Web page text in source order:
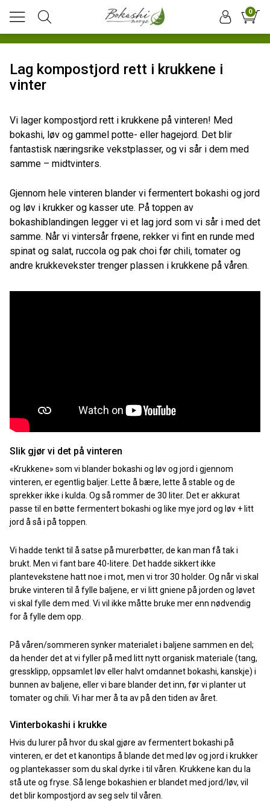
0
Lag kompostjord rett i krukkene i
vinter
Vi lager kompostjord rett i krukkene på vinteren! Med
bokashi, løv og gammel potte- eller hagejord. Det blir
fantastisk næringsrike vekstplasser, og vi sår i dem med
samme – midtvinters.
Gjennom hele vinteren blander vi fermentert bokashi og jord
og løv i krukker og kasser ute. På toppen av
bokashiblandingen legger vi et lag jord som vi sår i med det
samme. Når vi vintersår frøene, rekker vi fint en runde med
spinat og salat, ruccola og pak choi før chili, tomater og
andre krukkevekster trenger plassen i krukkene på våren.
Slik gjør vi det på vinteren
«Krukkene» som vi blander bokashi og løv og jord i gjennom
vinteren, er egentlig baljer. Lette å bære, lette å stable og de
sprekker ikke i kulda. Og så rommer de 30 liter. Det er akkurat
passe til en bøtte fermentert bokashi og like mye jord og løv + litt
jord å så i på toppen.
Vi hadde tenkt til å satse på murerbøtter, de kan man få tak i
brukt. Men vi fant bare 40-litere. Det hadde sikkert ikke
plantevekstene hatt noe i mot, men vi tror 30 holder. Og når vi skal
bruke vinteren til å fylle baljene, er vi litt gniene på jorden og løvet
vi skal fylle dem med. Vi vil ikke måtte bruke mer enn nødvendig
for å fylle dem opp.
På våren/sommeren synker materialet i baljene sammen en del;
da hender det at vi fyller på med litt nytt organisk materiale (tang,
gressklipp, oppsamlet løv eller halvt omdannet bokashi, kanskje) i
bunnen av baljene, eller vi bare blander det inn, før vi planter ut
tomater og chili. Vi har mer å ta av på den tiden av året.
Vinterbokashi i krukke
Hvis du lurer på hvor du skal gjøre av fermentert bokashi på
vinteren, er det et kanontips å blande det med løv og jord i krukker
og plantekasser som du skal dyrke i til våren. Krukkene kan du la
stå ute og fryse. Så lenge bokashien er blandet med jord/løv, vil
det blir kompostjord av seg selv til våren.